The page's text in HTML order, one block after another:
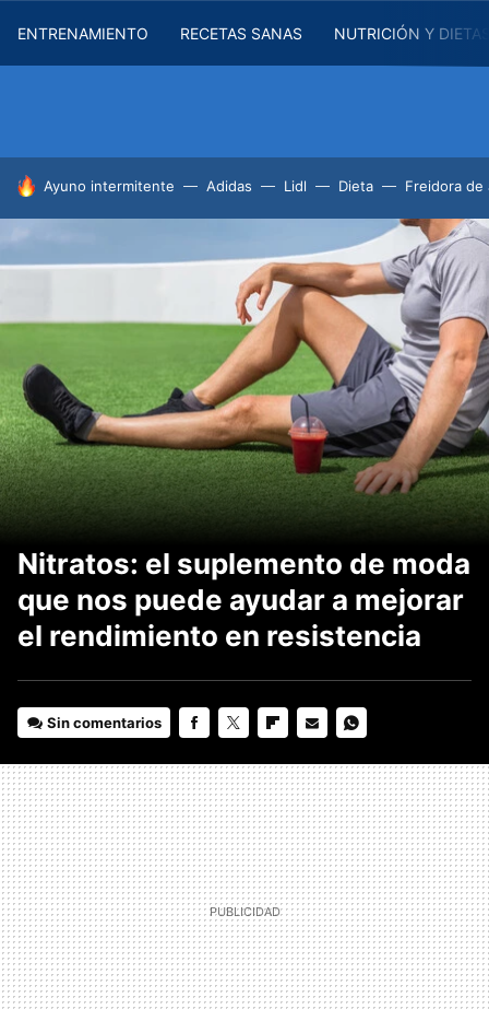
ENTRENAMIENTO RECETAS SANAS NUTRICIÓN Y
HOY SE HABLA DE
Ayuno intermitente Adidas Lidl Dieta Freidora de
Nitratos: el suplemento de moda
que nos puede ayudar a mejorar
el rendimiento en resistencia
Sin comentarios
MAIL